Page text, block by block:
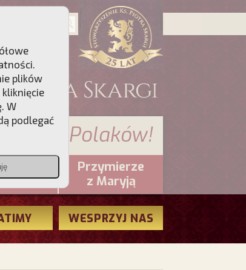
Polaków!
Przymierze
z Maryją
WESPRZYJ NAS
.
plików
W
podlegać